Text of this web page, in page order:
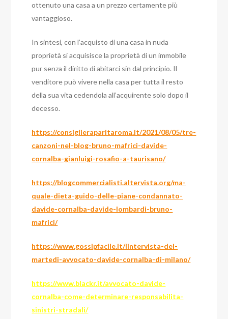
ottenuto una casa a un prezzo certamente più
vantaggioso.
In sintesi, con l’acquisto di una casa in nuda
proprietà si acquisisce la proprietà di un immobile
pur senza il diritto di abitarci sin dal principio. Il
venditore può vivere nella casa per tutta il resto
della sua vita cedendola all’acquirente solo dopo il
decesso.
https://consiglieraparitaroma.it/2021/08/05/tre-
canzoni-nel-blog-bruno-mafrici-davide-
cornalba-gianluigi-rosafio-a-taurisano/
https://blogcommercialisti.altervista.org/ma-
quale-dieta-guido-delle-piane-condannato-
davide-cornalba-davide-lombardi-bruno-
mafrici/
https://www.gossipfacile.it/lintervista-del-
martedi-avvocato-davide-cornalba-di-milano/
https://www.blackr.it/avvocato-davide-
cornalba-come-determinare-responsabilita-
sinistri-stradali/